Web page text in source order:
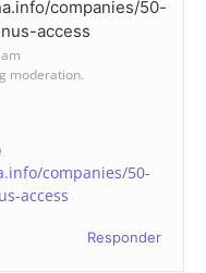
companies/50-
access
moderation.
companies/50-
access
Responder